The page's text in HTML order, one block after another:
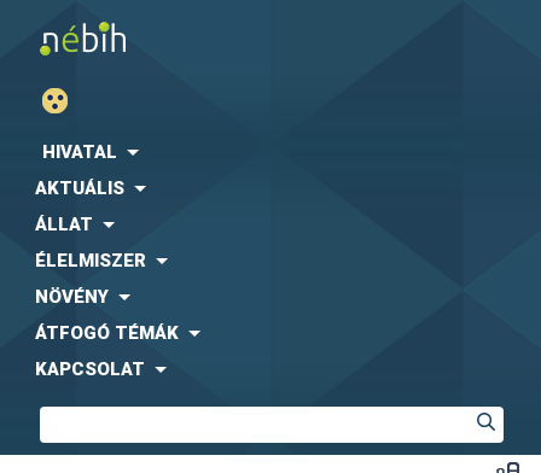
HIVATAL
AKTUÁLIS
ÁLLAT
ÉLELMISZER
NÖVÉNY
ÁTFOGÓ TÉMÁK
KAPCSOLAT